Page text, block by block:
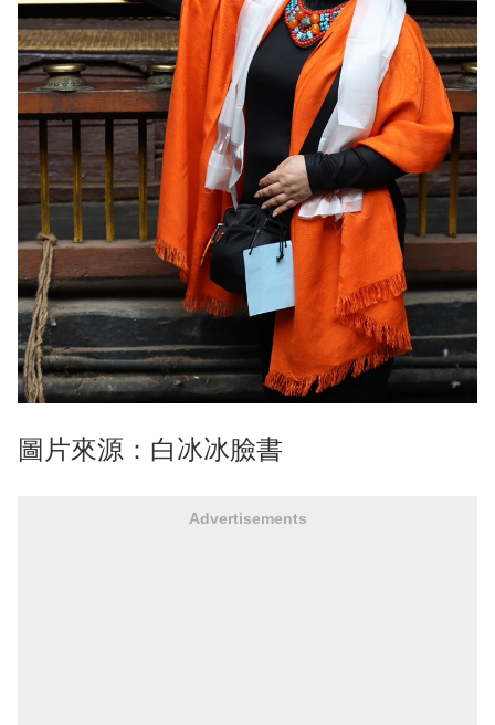
圖片來源：白冰冰臉書
Advertisements